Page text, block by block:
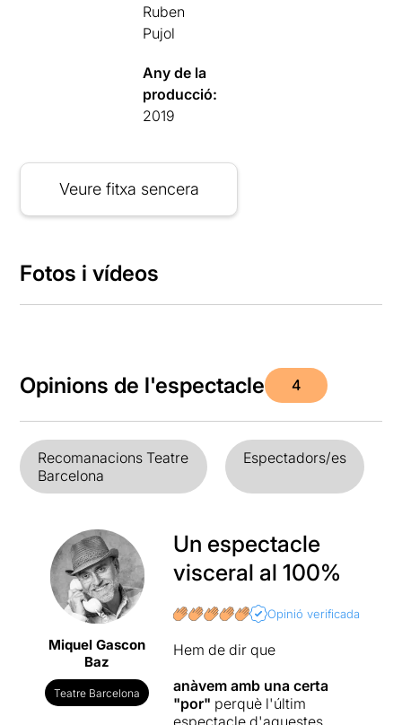
Ruben
Pujol
Any de la
producció:
2019
Veure fitxa sencera
Fotos i vídeos
Opinions de l'espectacle 4
Recomanacions Teatre
Barcelona
Espectadors/es
Miquel Gascon
Baz
Teatre Barcelona
Un espectacle
visceral al 100%
Opinió verificada
Hem de dir que
anàvem amb una certa
"por" perquè l'últim
espectacle d'aquestes